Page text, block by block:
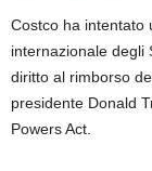
Costco ha intentato
internazionale degli
diritto al rimborso
presidente Donald
Powers Act.